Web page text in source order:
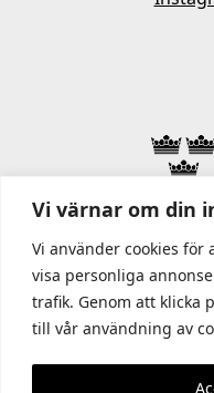
Vi värnar om din
Vi använder cookies
visa personliga
trafik. Genom att klicka
till vår användning av
I